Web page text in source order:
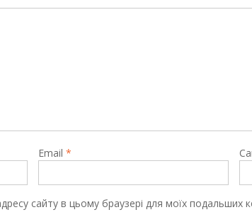
Email *
сайту в цьому браузері для моїх подальших